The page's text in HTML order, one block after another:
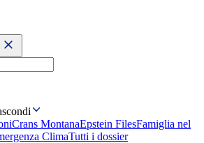
Crans MontanaEpstein FilesFamiglia nel
ClimaTutti i dossier